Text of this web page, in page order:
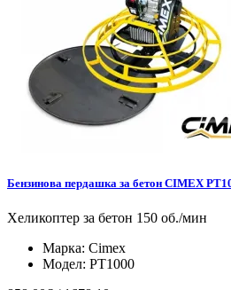
Бензинова пердашка за бетон CIMEX
Хеликоптер за бетон 150 об./мин
Марка: Cimex
Модел: PT1000